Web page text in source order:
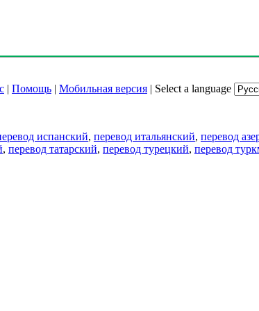
| Помощь | Мобильная версия | Select a language
испанский, перевод итальянский, перевод
, перевод татарский, перевод турецкий, перевод